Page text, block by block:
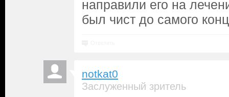
направили его на
был чист до самого
notkat0
Заслуженный зритель